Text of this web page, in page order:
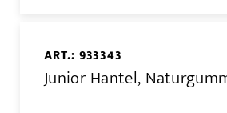
ART.: 933343
Junior Hantel,